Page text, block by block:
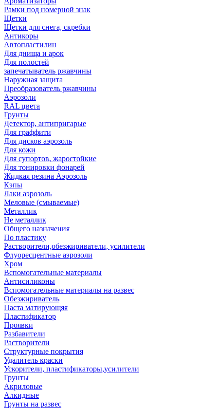
Рамки под номерной знак
Щетки
Щетки для снега, скребки
Антикоры
Автопластилин
Для днища и арок
Для полостей
запечатыватель ржавчины
Наружная защита
Преобразователь ржавчины
Аэрозоли
RAL цвета
Грунты
Детектор, антипригарые
Для граффити
Для дисков аэрозоль
Для кожи
Для супортов, жаростойкие
Для тонировки фонарей
Жидкая резина Аэрозоль
Кэпы
Лаки аэрозоль
Меловые (смываемые)
Металлик
Не металлик
Общего назначения
По пластику
Растворители,обезжириватели, усилители
Флуоресцентные аэрозоли
Хром
Вспомогательные материалы
Антисиликоны
Вспомогательные материалы на развес
Обезжириватель
Паста матирующяя
Пластификатор
Проявки
Разбавители
Растворители
Структурные покрытия
Удалитель краски
Ускорители, пластификаторы,усилители
Грунты
Акриловые
Алкидные
Грунты на развес